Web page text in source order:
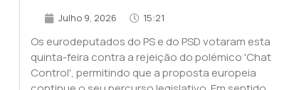
Julho 9, 2026 15:21
Os eurodeputados do PS e do PSD votaram esta
quinta-feira contra a rejeição do polémico 'Chat
Control', permitindo que a proposta europeia